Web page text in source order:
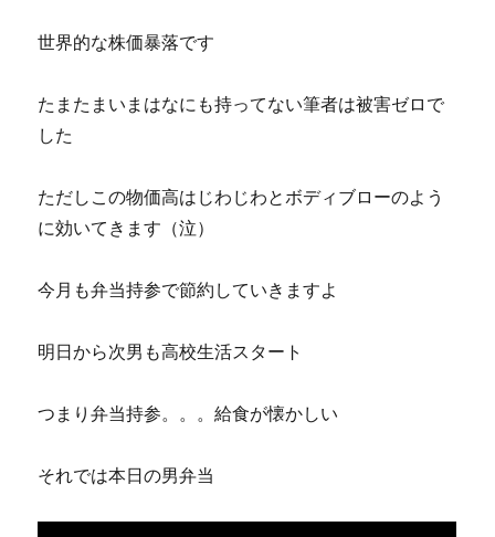
世界的な株価暴落です
たまたまいまはなにも持ってない筆者は被害ゼロで
した
ただしこの物価高はじわじわとボディブローのよう
に効いてきます（泣）
今月も弁当持参で節約していきますよ
明日から次男も高校生活スタート
つまり弁当持参。。。給食が懐かしい
それでは本日の男弁当